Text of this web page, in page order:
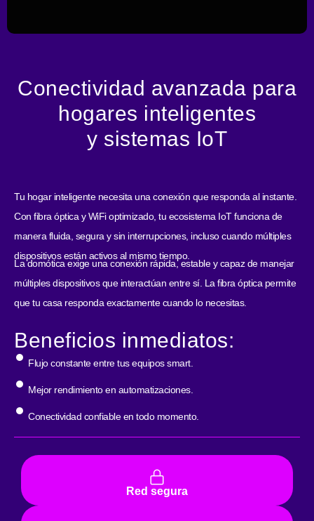
Conectividad avanzada para
hogares inteligentes
y sistemas IoT
Tu hogar inteligente necesita una conexión que responda al instante.
Con fibra óptica y WiFi optimizado, tu ecosistema IoT funciona de
manera fluida, segura y sin interrupciones, incluso cuando múltiples
dispositivos están activos al mismo tiempo.
La domótica exige una conexión rápida, estable y capaz de manejar
múltiples dispositivos que interactúan entre sí. La fibra óptica permite
que tu casa responda exactamente cuando lo necesitas.
Beneficios inmediatos:
Flujo constante entre tus equipos smart.
Mejor rendimiento en automatizaciones.
Conectividad confiable en todo momento.
Red segura